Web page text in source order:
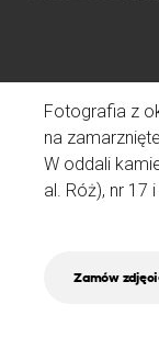
Fotografia z
na
W oddali
al. Róż), nr 17
Zamów